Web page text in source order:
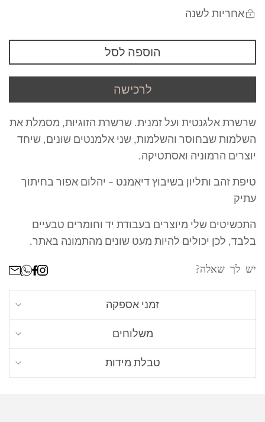
אחריות לשנה
הוספה לסל
לרכישה
שרשרת אלגנטית ועל זמנית. שרשרת הזוגיות, מסמלת את
השלמות שבחוסר והשלמות, שני אלמנטים שונים, שיחד
יוצרים הרמוניה ואסתטיקה.
טיפת זהב ותליון בשיבוץ דיאמנט - יהלום אפור בחיתוך
עתיק
התכשיטים שלי מיוצרים בעבודת יד וחומרים טבעיים
בלבד, לכן יכולים להיות מעט שונים מהתמונה באתר.
יש לך שאלה?
זמני אספקה
אנחנו מכינים כל תכשיט לפי הזמנה אישית, זמן
משלוחים
טבלת מידות